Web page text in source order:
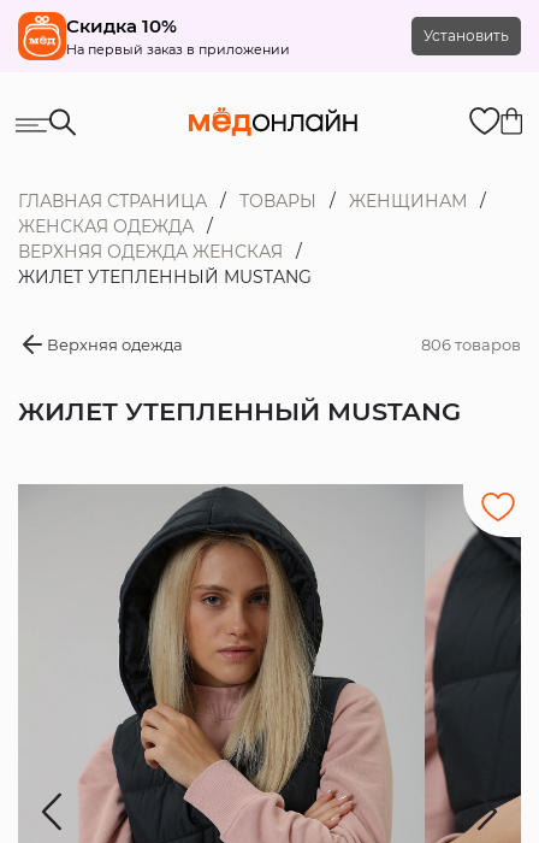
Скидка 10%
На первый заказ в приложении
Установить
ГЛАВНАЯ СТРАНИЦА ТОВАРЫ
ЖЕНЩИНАМ
ЖЕНСКАЯ ОДЕЖДА
ВЕРХНЯЯ ОДЕЖДА ЖЕНСКАЯ
ЖИЛЕТ УТЕПЛЕННЫЙ MUSTANG
Верхняя одежда 806 товаров
ЖИЛЕТ УТЕПЛЕННЫЙ MUSTANG